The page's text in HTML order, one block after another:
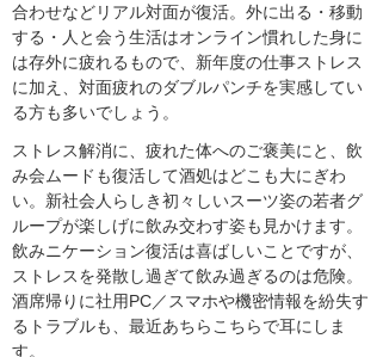
合わせなどリアル対面が復活。外に出る・移動
する・人と会う生活はオンライン慣れした身に
は存外に疲れるもので、新年度の仕事ストレス
に加え、対面疲れのダブルパンチを実感してい
る方も多いでしょう。
ストレス解消に、疲れた体へのご褒美にと、飲
み会ムードも復活して酒処はどこも大にぎわ
い。新社会人らしき初々しいスーツ姿の若者グ
ループが楽しげに飲み交わす姿も見かけます。
飲みニケーション復活は喜ばしいことですが、
ストレスを発散し過ぎて飲み過ぎるのは危険。
酒席帰りに社用PC／スマホや機密情報を紛失す
るトラブルも、最近あちらこちらで耳にしま
す。